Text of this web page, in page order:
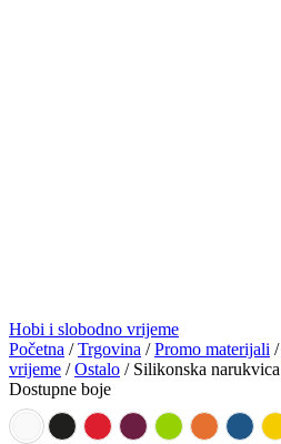
Hobi i slobodno vrijeme
Početna /Trgovina /Promo materijali /
vrijeme /Ostalo / Silikonska narukvica
Dostupne boje